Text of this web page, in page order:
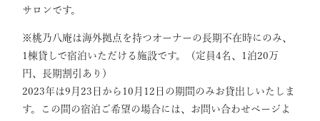
サロンです。
※桃乃八庵は海外拠点を持つオーナーの長期不在時にのみ、
1棟貸しで宿泊いただける施設です。（定員4名、1泊20万
円、長期割引あり）
2023年は9月23日から10月12日の期間のみお貸出しいたしま
す。この間の宿泊ご希望の場合には、お問い合わせページよ